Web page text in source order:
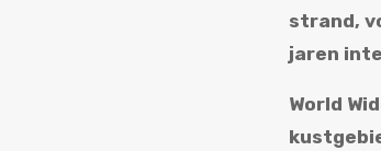
strand,
jaren
World